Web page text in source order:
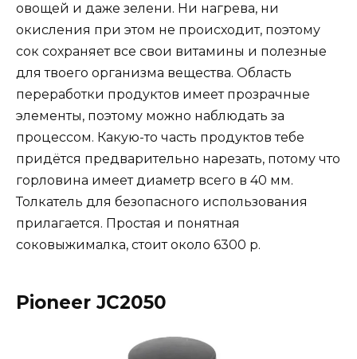
овощей и даже зелени. Ни нагрева, ни
окисления при этом не происходит, поэтому
сок сохраняет все свои витамины и полезные
для твоего организма вещества. Область
переработки продуктов имеет прозрачные
элементы, поэтому можно наблюдать за
процессом. Какую-то часть продуктов тебе
придётся предварительно нарезать, потому что
горловина имеет диаметр всего в 40 мм.
Толкатель для безопасного использования
прилагается. Простая и понятная
соковыжималка, стоит около 6300 р.
Pioneer JC2050